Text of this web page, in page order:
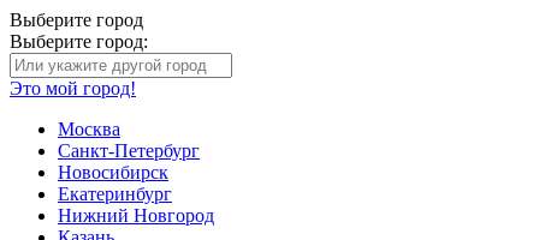
Выберите город
Выберите город:
Это мой город!
Москва
Санкт-Петербург
Новосибирск
Екатеринбург
Нижний Новгород